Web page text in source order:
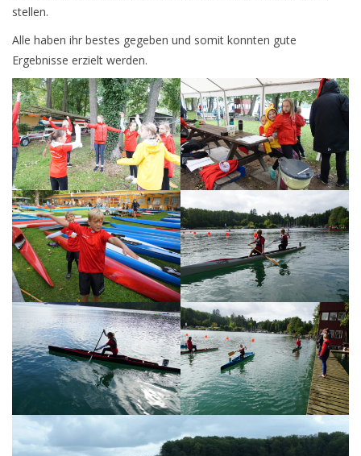
Anmeldung
Flyer
Videos
Fotos
stellen.
Alle haben ihr bestes gegeben und somit konnten gute
Ergebnisse erzielt werden.